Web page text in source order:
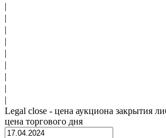
|
|
|
|
|
|
|
|
|
Legal close - цена аукциона закрытия
цена торгового дня